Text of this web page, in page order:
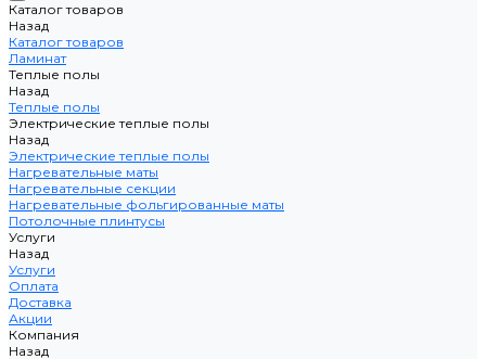
Каталог товаров
Назад
Каталог товаров
Ламинат
Теплые полы
Назад
Теплые полы
Электрические теплые полы
Назад
Электрические теплые полы
Нагревательные маты
Нагревательные секции
Нагревательные фольгированные маты
Потолочные плинтусы
Услуги
Назад
Услуги
Оплата
Доставка
Акции
Компания
Назад